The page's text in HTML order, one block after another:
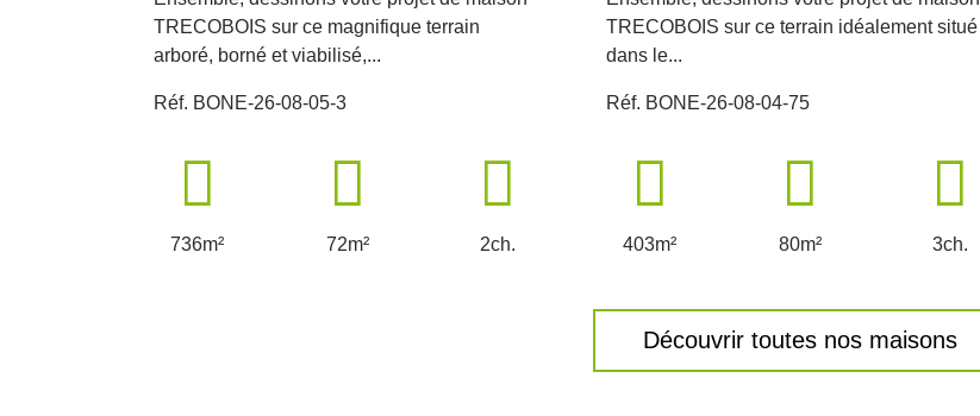
TRECOBOIS sur ce magnifique terrain
arboré, borné et viabilisé,...
Réf. BONE-26-08-05-3
736m² 72m² 2ch.
TRECOBOIS sur ce terrain idéalement situé
dans le...
Réf. BONE-26-08-04-75
403m² 80m² 3ch.
Découvrir toutes nos maisons